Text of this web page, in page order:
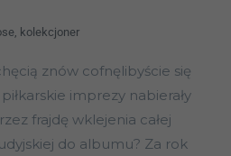
kolekcjoner
znów cofnęlibyście się
imprezy nabierały
frajdę wklejenia całej
do albumu? Za rok